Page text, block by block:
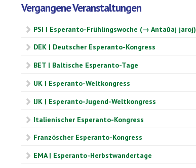
Vergangene Veranstaltungen
PSI | Esperanto-Frühlingswoche (→ Antaŭaj jaroj)
DEK | Deutscher Esperanto-Kongress
BET | Baltische Esperanto-Tage
UK | Esperanto-Weltkongress
IJK | Esperanto-Jugend-Weltkongress
Italienischer Esperanto-Kongress
Französcher Esperanto-Kongress
EMA | Esperanto-Herbstwandertage